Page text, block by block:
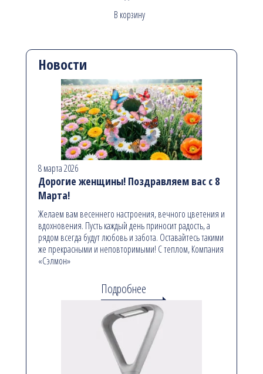
В корзину
Новости
8 марта 2026
Дорогие женщины! Поздравляем вас с 8
Марта!
Желаем вам весеннего настроения, вечного цветения и
вдохновения. Пусть каждый день приносит радость, а
рядом всегда будут любовь и забота. Оставайтесь такими
же прекрасными и неповторимыми! С теплом, Компания
«Сэлмон»
Подробнее